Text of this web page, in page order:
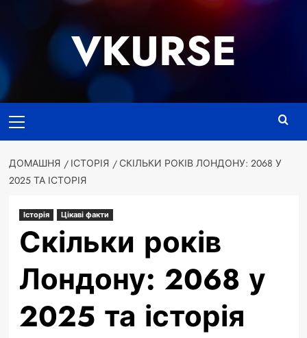
VKURSE
меню
ДОМАШНЯ ІСТОРІЯ
СКІЛЬКИ РОКІВ ЛОНДОНУ: 2068 У
2025 ТА ІСТОРІЯ
Історія Цікаві факти
Скільки років
Лондону: 2068 у
2025 та історія